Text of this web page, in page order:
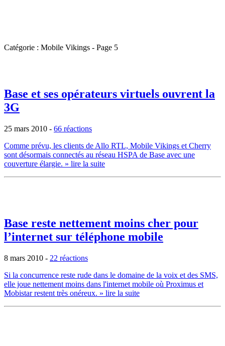
Catégorie : Mobile Vikings - Page 5
Base et ses opérateurs virtuels ouvrent la
3G
25 mars 2010 - 66 réactions
Comme prévu, les clients de Allo RTL, Mobile Vikings et Cherry
sont désormais connectés au réseau HSPA de Base avec une
couverture élargie. » lire la suite
Base reste nettement moins cher pour
l’internet sur téléphone mobile
8 mars 2010 - 22 réactions
Si la concurrence reste rude dans le domaine de la voix et des SMS,
elle joue nettement moins dans l'internet mobile où Proximus et
Mobistar restent très onéreux. » lire la suite